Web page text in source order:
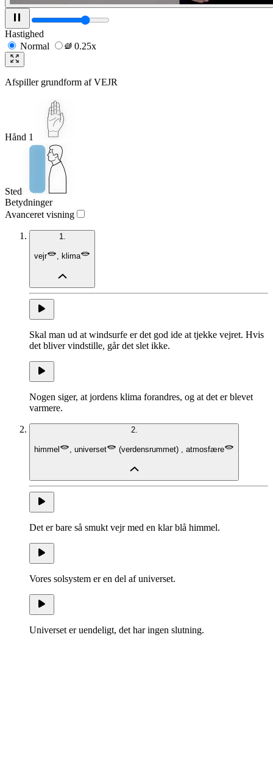
Hastighed
Normal
0.25x
Afspiller grundform afVEJR
Hånd 1
Sted
Betydninger
Avanceret visning
1.
vejr , klima
Skal man ud at windsurfe er det god ide at tjekke vejret. Hvis
det bliver vindstille, går det slet ikke.
Nogen siger, at jordens klima forandres, og at det er blevet
varmere.
2.
himmel universet (verdensrummet) atmosfære
Det er bare så smukt vejr med en klar blå himmel.
Vores solsystem er en del af universet.
Universet er uendeligt, det har ingen slutning.